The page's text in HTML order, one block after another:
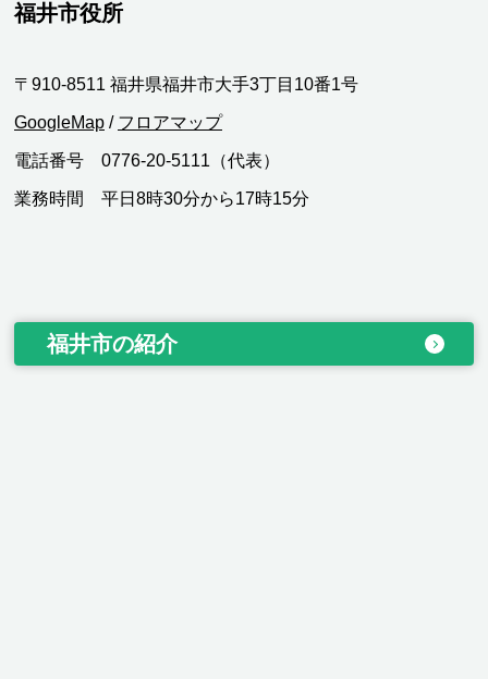
福井市役所
〒910-8511 福井県福井市大手3丁目10番1号
GoogleMap / フロアマップ
電話番号 0776-20-5111（代表）
業務時間 平日8時30分から17時15分
福井市の紹介